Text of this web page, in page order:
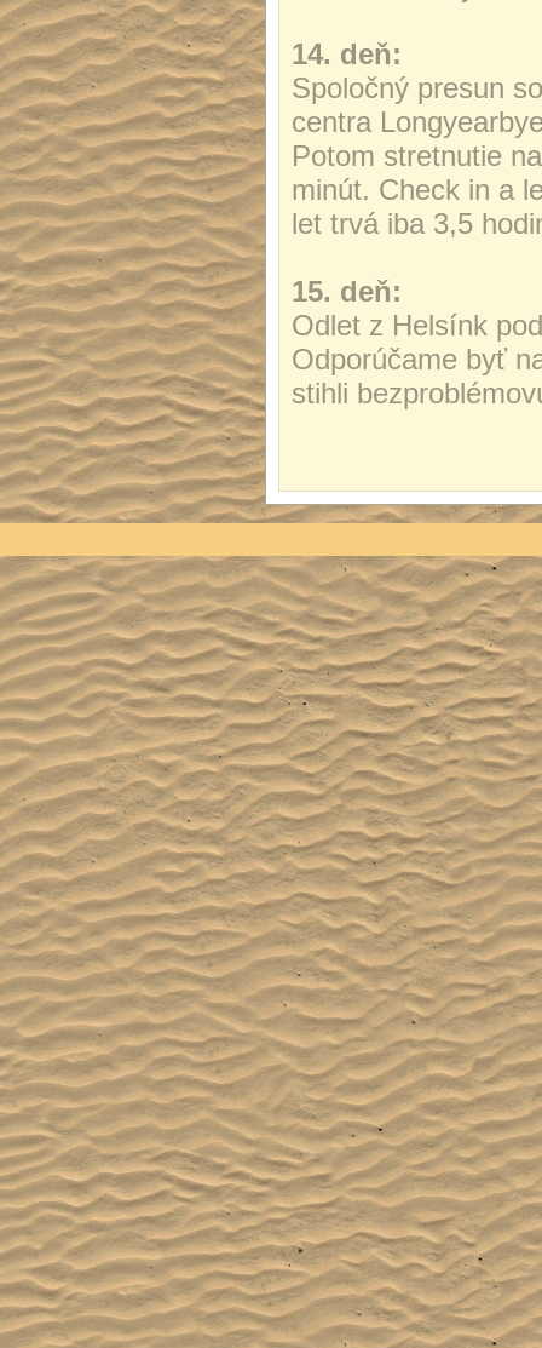
14. deň:
Spoločný presun
centra
Potom stretnutie
minút. Check in a
let trvá iba 3,5
15. deň:
Odlet z Helsínk
Odporúčame byť
stihli